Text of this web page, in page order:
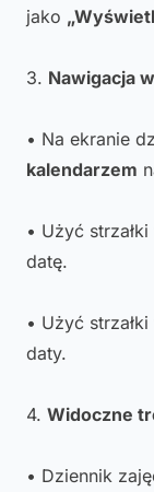
jako
3. Nawigacja
• Na ekranie
kalendarzem
• Użyć strzałki
datę.
• Użyć strzałki
daty.
4. Widoczne
• Dziennik